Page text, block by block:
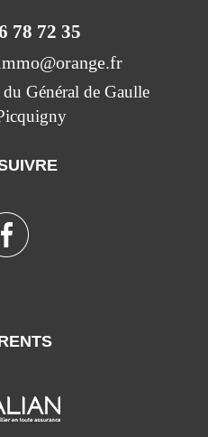
78 72 35
Général de Gaulle